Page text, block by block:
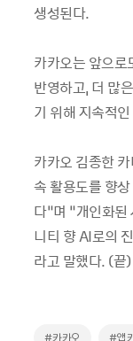
생성된다.
카카오는 앞으로
반영하고, 더 많
기 위해 지속적
카카오 김종한
속 활용도를 향
다”며 “개인화
니티 향 AI로의
라고 말했다. (끝)
#카카오 #앱